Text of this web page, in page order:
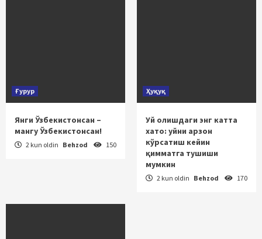
Ғурур
Янги Ўзбекистонсан –
мангу Ўзбекистонсан!
2 kun oldin Behzod 150
Ҳуқуқ
Уй олишдаги энг катта
хато: уйни арзон
кўрсатиш кейин
қимматга тушиши
мумкин
2 kun oldin Behzod 170